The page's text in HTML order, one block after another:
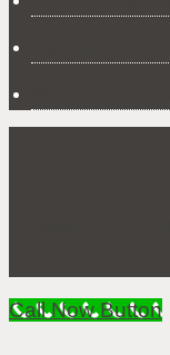
Call Now Button